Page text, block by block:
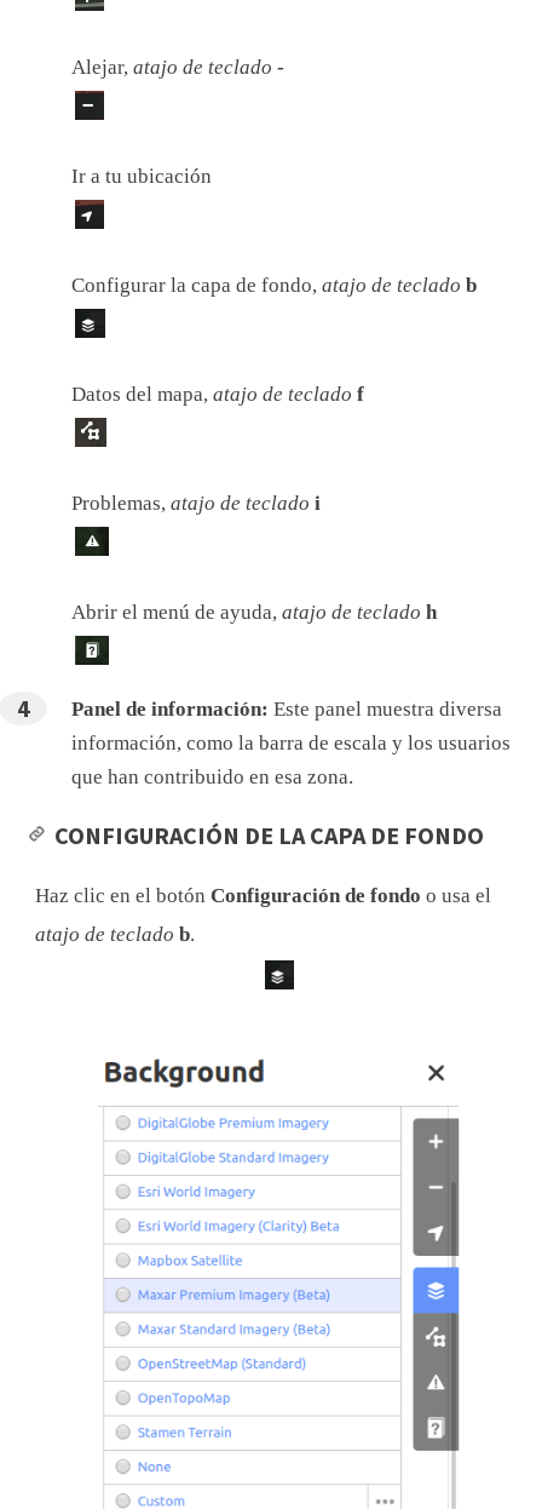
Alejar,atajo de teclado -
Ir a tu ubicación
Configurar la capa de fondo,atajo de teclado b
Datos del mapa,atajo de teclado f
Problemas,atajo de teclado i
Abrir el menú de ayuda,atajo de teclado h
Panel de información: Este panel muestra diversa
información, como la barra de escala y los usuarios
que han contribuido en esa zona.
CONFIGURACIÓN DE LA CAPA DE FONDO
Haz clic en el botónConfiguración de fondo o usa el
atajo de teclado b.